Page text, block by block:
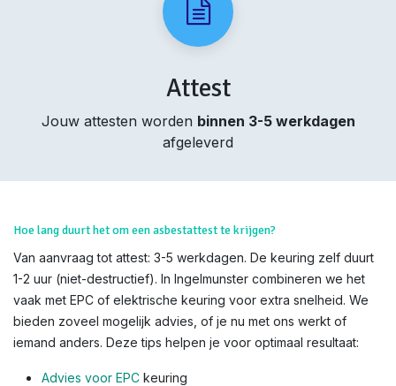
Attest
Jouw attesten worden binnen 3-5 werkdagen
afgeleverd
Hoe lang duurt het om een asbestattest te krijgen?
Van aanvraag tot attest: 3-5 werkdagen. De keuring zelf duurt
1-2 uur (niet-destructief). In Ingelmunster combineren we het
vaak met EPC of elektrische keuring voor extra snelheid. We
bieden zoveel mogelijk advies, of je nu met ons werkt of
iemand anders. Deze tips helpen je voor optimaal resultaat:
Advies voor EPC keuring